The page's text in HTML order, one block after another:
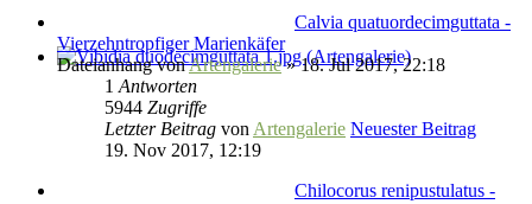
Calvia quatuordecimguttata -
Vierzehntropfiger Marienkäfer
DateianhangvonArtengalerie» 18. Jul 2017, 22:18
1 Antworten
5944 Zugriffe
Letzter Beitrag von Artengalerie Neuester Beitrag
19. Nov 2017, 12:19
Chilocorus renipustulatus -